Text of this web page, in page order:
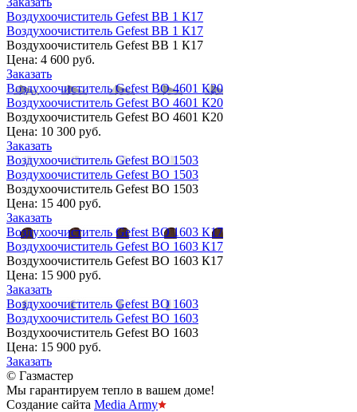
Воздухоочиститель Gefest ВВ 1 К17
Воздухоочиститель Gefest ВВ 1 К17
Воздухоочиститель Gefest ВВ 1 К17
Цена: 4 600 руб.
Заказать
Воздухоочиститель Gefest ВО 4601 К20
Воздухоочиститель Gefest ВО 4601 К20
Воздухоочиститель Gefest ВО 4601 К20
Цена: 10 300 руб.
Заказать
Воздухоочиститель Gefest ВО 1503
Воздухоочиститель Gefest ВО 1503
Воздухоочиститель Gefest ВО 1503
Цена: 15 400 руб.
Заказать
Воздухоочиститель Gefest ВО 1603 К17
Воздухоочиститель Gefest ВО 1603 К17
Воздухоочиститель Gefest ВО 1603 К17
Цена: 15 900 руб.
Заказать
Воздухоочиститель Gefest ВО 1603
Воздухоочиститель Gefest ВО 1603
Воздухоочиститель Gefest ВО 1603
Цена: 15 900 руб.
Заказать
© Газмастер
Мы гарантируем тепло в вашем доме!
Создание сайта Media Army